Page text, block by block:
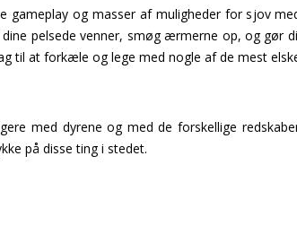
gameplay og masser af muligheder for sjov
dine pelsede venner, smøg ærmerne op, og gør
til at forkæle og lege med nogle af de mest
med dyrene og med de forskellige
på disse ting i stedet.